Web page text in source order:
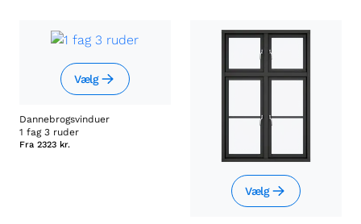
Vælg
Dannebrogsvinduer
1 fag 3 ruder
Fra 2323 kr.
Vælg